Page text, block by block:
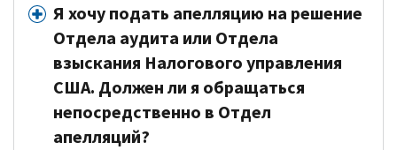
Я хочу подать апелляцию на решение
Отдела аудита или Отдела
взыскания Налогового управления
США. Должен ли я обращаться
непосредственно в Отдел
апелляций?